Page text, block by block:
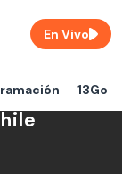
13Go
En Vivo